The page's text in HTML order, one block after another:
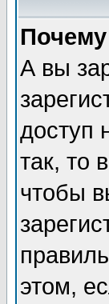
А вы
доступ
так, то
чтобы
этом,